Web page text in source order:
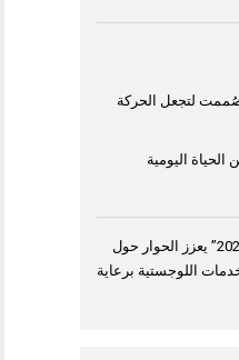
لتجعل الحركة
الحياة اليومية
“منتدى الشارقة للاستثمار 2026” يعزز الحوار حول
اللوجستية برعاية